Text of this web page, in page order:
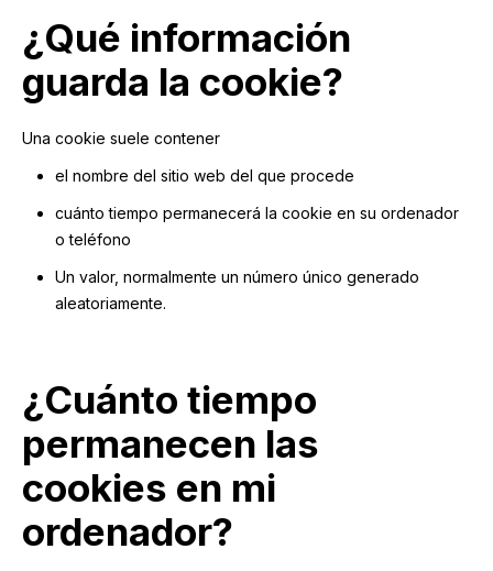
¿Qué información
guarda la cookie?
Una cookie suele contener
el nombre del sitio web del que procede
cuánto tiempo permanecerá la cookie en su ordenador
o teléfono
Un valor, normalmente un número único generado
aleatoriamente.
¿Cuánto tiempo
permanecen las
cookies en mi
ordenador?